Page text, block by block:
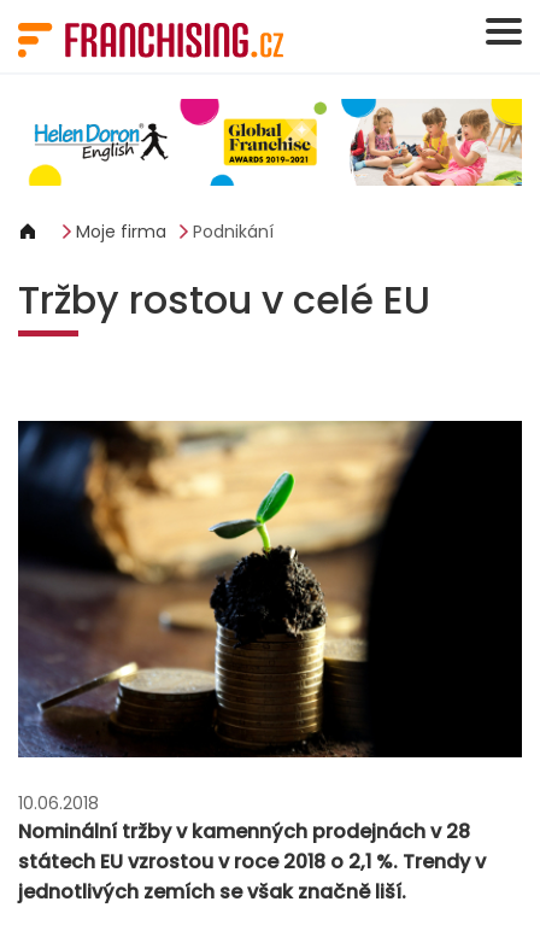
Moje firma Podnikání
Tržby rostou v celé EU
10.06.2018
Nominální tržby v kamenných prodejnách v 28
státech EU vzrostou v roce 2018 o 2,1 %. Trendy v
jednotlivých zemích se však značně liší.